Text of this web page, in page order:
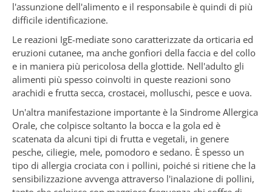
l'assunzione dell'alimento e il responsabile è quindi di più
difficile identificazione.
Le reazioni IgE-mediate sono caratterizzate da orticaria ed
eruzioni cutanee, ma anche gonfiori della faccia e del collo
e in maniera più pericolosa della glottide. Nell'adulto gli
alimenti più spesso coinvolti in queste reazioni sono
arachidi e frutta secca, crostacei, molluschi, pesce e uova.
Un'altra manifestazione importante è la Sindrome Allergica
Orale, che colpisce soltanto la bocca e la gola ed è
scatenata da alcuni tipi di frutta e vegetali, in genere
pesche, ciliegie, mele, pomodoro e sedano. È spesso un
tipo di allergia crociata con i pollini, poiché si ritiene che la
sensibilizzazione avvenga attraverso l'inalazione di pollini,